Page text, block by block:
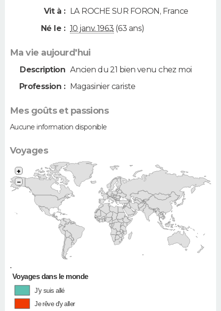
Vit à : LA ROCHE SUR FORON, France
Né le : 10 janv. 1963 (63 ans)
Ma vie aujourd'hui
Description Ancien du 21 bien venu chez moi
Profession : Magasinier cariste
Mes goûts et passions
Aucune information disponible
Voyages
•
+
−
Voyages dans le monde
J'y suis allé
Je rêve d'y aller